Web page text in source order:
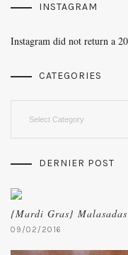
INSTAGRAM
Instagram did not return a
CATEGORIES
DERNIER POST
{Mardi Gras}
09/02/2016